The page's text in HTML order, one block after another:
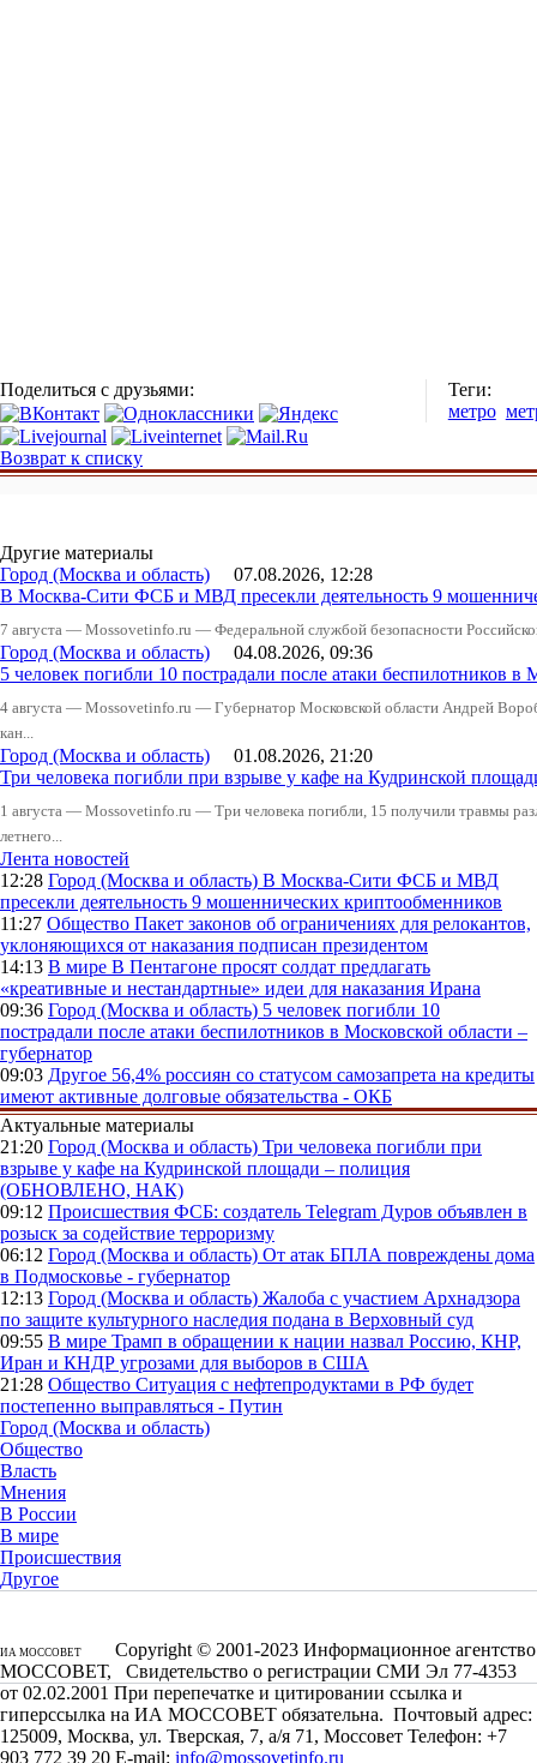
Поделиться с друзьями:
Теги:
метро
Возврат к списку
Другие материалы
Город (Москва и область) 07.08.2026, 12:28
В Москва-Сити ФСБ и МВД пресекли деятельность 9
7 августа — Mossovetinfo.ru — Федеральной службой безопасности
Город (Москва и область) 04.08.2026, 09:36
5 человек погибли 10 пострадали после атаки беспилотников в
4 августа — Mossovetinfo.ru — Губернатор Московской области Андрей
кан...
Город (Москва и область) 01.08.2026, 21:20
Три человека погибли при взрыве у кафе на Кудринской
1 августа — Mossovetinfo.ru — Три человека погибли, 15 получили травмы
летнего...
Лента новостей
12:28 Город (Москва и область) В Москва-Сити ФСБ и МВД
пресекли деятельность 9 мошеннических криптообменников
11:27 Общество Пакет законов об ограничениях для релокантов,
уклоняющихся от наказания подписан президентом
14:13 В мире В Пентагоне просят солдат предлагать
«креативные и нестандартные» идеи для наказания Ирана
09:36 Город (Москва и область) 5 человек погибли 10
пострадали после атаки беспилотников в Московской области –
губернатор
09:03 Другое 56,4% россиян со статусом самозапрета на кредиты
имеют активные долговые обязательства - ОКБ
Актуальные материалы
21:20 Город (Москва и область) Три человека погибли при
взрыве у кафе на Кудринской площади – полиция
(ОБНОВЛЕНО, НАК)
09:12 Происшествия ФСБ: создатель Telegram Дуров объявлен в
розыск за содействие терроризму
06:12 Город (Москва и область) От атак БПЛА повреждены дома
в Подмосковье - губернатор
12:13 Город (Москва и область) Жалоба с участием Архнадзора
по защите культурного наследия подана в Верховный суд
09:55 В мире Трамп в обращении к нации назвал Россию, КНР,
Иран и КНДР угрозами для выборов в США
21:28 Общество Ситуация с нефтепродуктами в РФ будет
постепенно выправляться - Путин
Город (Москва и область)
Общество
Власть
Мнения
В России
В мире
Происшествия
Другое
ИА МОССОВЕТ
Copyright © 2001-2023 Информационное агентство
МОССОВЕТ, Свидетельство о регистрации СМИ Эл 77-4353
от 02.02.2001 При перепечатке и цитировании ссылка и
гиперссылка на ИА МОССОВЕТ обязательна. Почтовый адрес:
125009, Москва, ул. Тверская, 7, а/я 71, Моссовет Телефон: +7
903 772 39 20 E-mail: info@mossovetinfo.ru